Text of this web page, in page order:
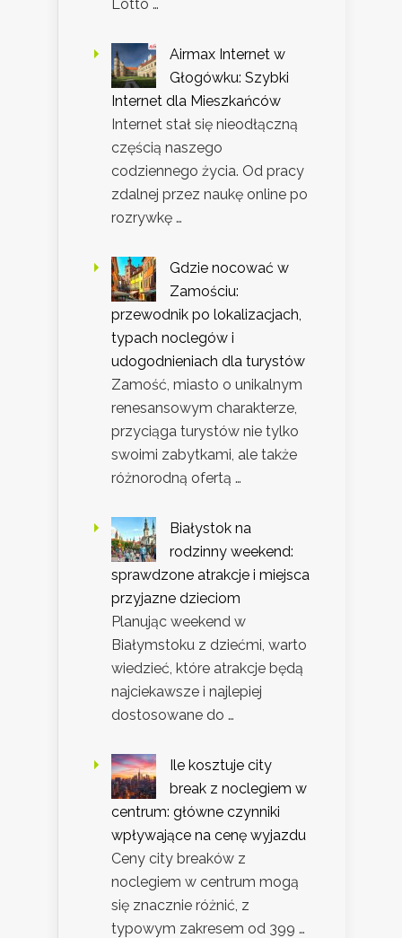
Lotto …
Airmax Internet w
Głogówku: Szybki
Internet dla Mieszkańców
Internet stał się nieodłączną
częścią naszego
codziennego życia. Od pracy
zdalnej przez naukę online po
rozrywkę …
Gdzie nocować w
Zamościu:
przewodnik po lokalizacjach,
typach noclegów i
udogodnieniach dla turystów
Zamość, miasto o unikalnym
renesansowym charakterze,
przyciąga turystów nie tylko
swoimi zabytkami, ale także
różnorodną ofertą …
Białystok na
rodzinny weekend:
sprawdzone atrakcje i miejsca
przyjazne dzieciom
Planując weekend w
Białymstoku z dziećmi, warto
wiedzieć, które atrakcje będą
najciekawsze i najlepiej
dostosowane do …
Ile kosztuje city
break z noclegiem w
centrum: główne czynniki
wpływające na cenę wyjazdu
Ceny city breaków z
noclegiem w centrum mogą
się znacznie różnić, z
typowym zakresem od 399 …